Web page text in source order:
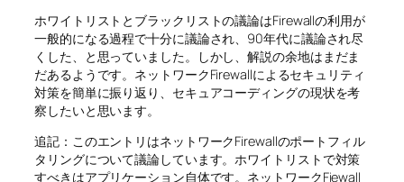
ホワイトリストとブラックリストの議論はFirewallの利用が
一般的になる過程で十分に議論され、90年代に議論され尽
くした、と思っていました。しかし、解説の余地はまだま
だあるようです。ネットワークFirewallによるセキュリティ
対策を簡単に振り返り、セキュアコーディングの現状を考
察したいと思います。
追記：このエントリはネットワークFirewallのポートフィル
タリングについて議論しています。ホワイトリストで対策
すべきはアプリケーション自体です。ネットワークFiewall